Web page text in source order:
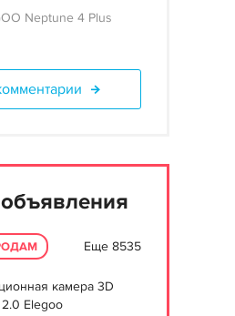
Neptune 4 Plus
Еще 8535
камера 3D
Elegoo